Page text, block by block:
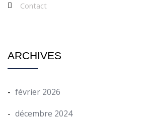
Contact
ARCHIVES
février 2026
décembre 2024